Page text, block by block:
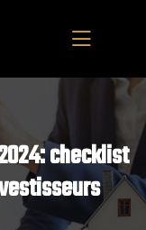
checklist